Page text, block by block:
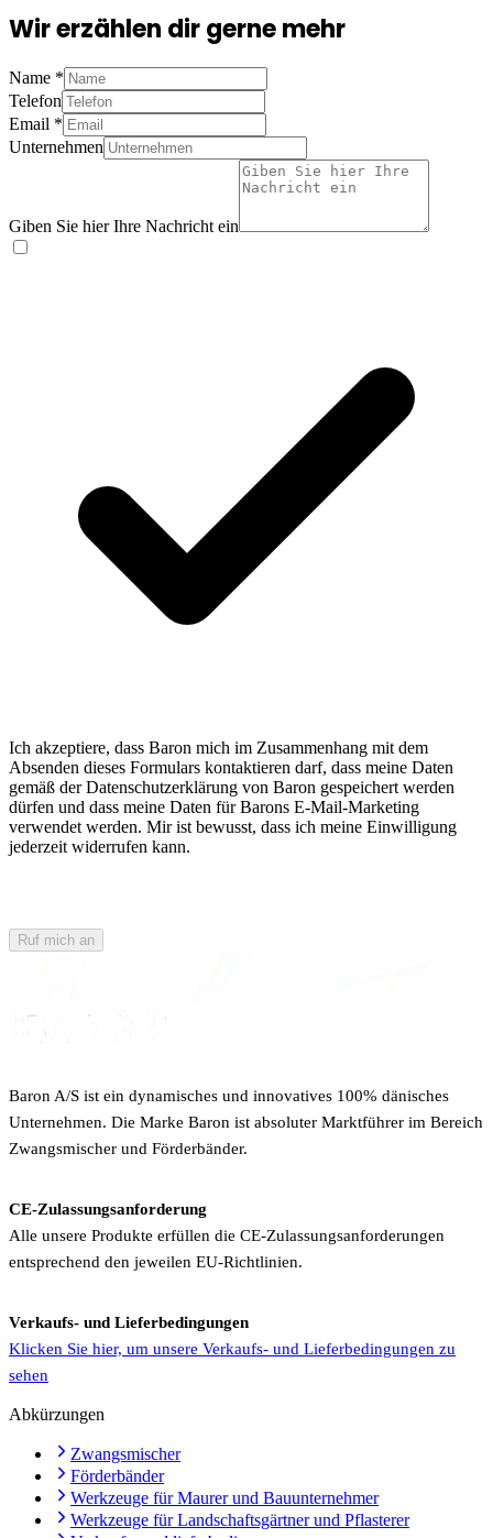
Wir erzählen dir gerne mehr
Name *
Telefon
Email *
Unternehmen
Giben Sie hier Ihre Nachricht ein
Ich akzeptiere, dass Baron mich im Zusammenhang mit dem
Absenden dieses Formulars kontaktieren darf, dass meine Daten
gemäß der Datenschutzerklärung von Baron gespeichert werden
dürfen und dass meine Daten für Barons E-Mail-Marketing
verwendet werden. Mir ist bewusst, dass ich meine Einwilligung
jederzeit widerrufen kann.
Ruf mich an
Baron A/S ist ein dynamisches und innovatives 100% dänisches
Unternehmen. Die Marke Baron ist absoluter Marktführer im Bereich
Zwangsmischer und Förderbänder.
CE-Zulassungsanforderung
Alle unsere Produkte erfüllen die CE-Zulassungsanforderungen
entsprechend den jeweilen EU-Richtlinien.
Verkaufs- und Lieferbedingungen
Klicken Sie hier, um unsere Verkaufs- und Lieferbedingungen zu
sehen
Abkürzungen
Zwangsmischer
Förderbänder
Werkzeuge für Maurer und Bauunternehmer
Werkzeuge für Landschaftsgärtner und Pflasterer